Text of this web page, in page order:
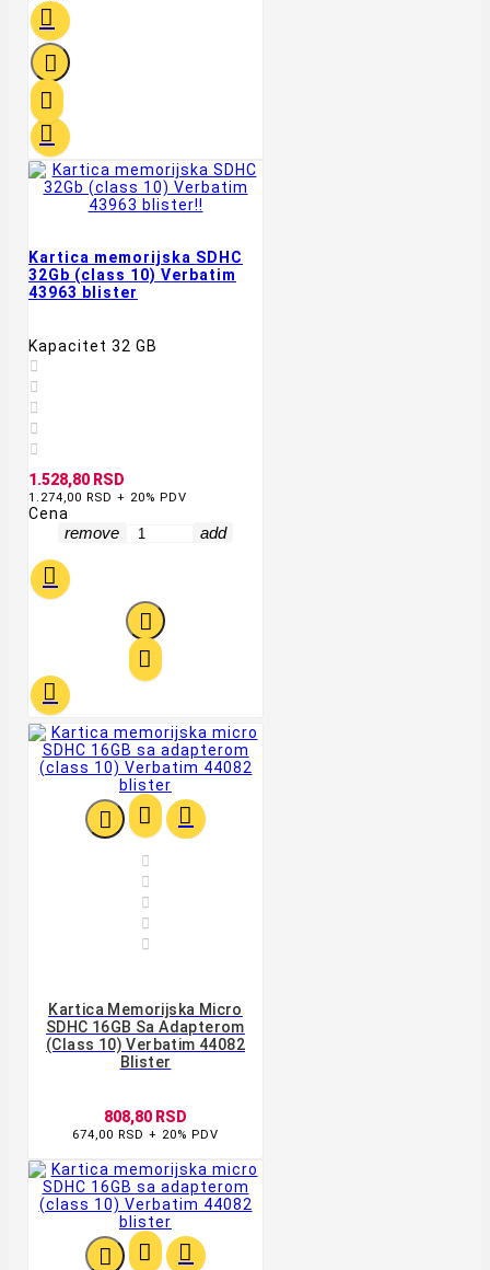




Kartica memorijska SDHC
32Gb (class 10) Verbatim
43963 blister
Kapacitet 32 GB





1.528,80 RSD
1.274,00 RSD + 20% PDV
Cena
remove add




  





Kartica Memorijska Micro
SDHC 16GB Sa Adapterom
(class 10) Verbatim 44082
Blister
808,80 RSD
674,00 RSD + 20% PDV
  